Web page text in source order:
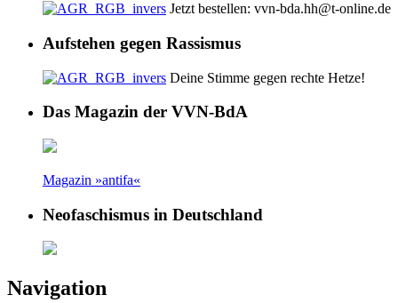
Jetzt bestellen: vvn-bda.hh@t-online.de
Aufstehen gegen Rassismus
Deine Stimme gegen rechte Hetze!
Das Magazin der VVN-BdA
Magazin »antifa«
Neofaschismus in Deutschland
Navigation